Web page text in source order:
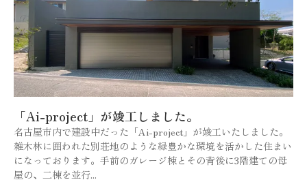
「Ai-project」が竣工しました。
名古屋市内で建設中だった「Ai-project」が竣工いたしました。
雑木林に囲われた別荘地のような緑豊かな環境を活かした住まい
になっております。手前のガレージ棟とその背後に3階建ての母
屋の、二棟を並行...